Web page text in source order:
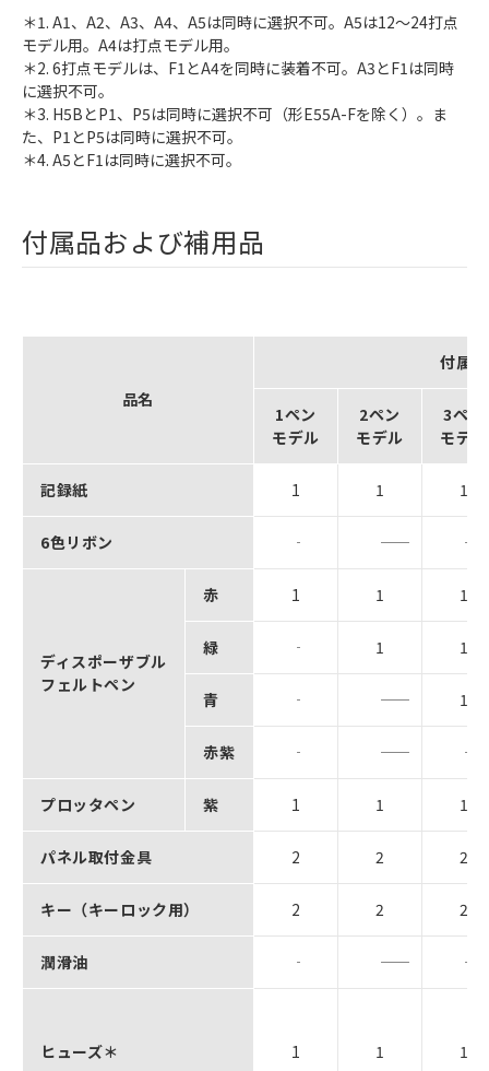
＊1. A1、A2、A3、A4、A5は同時に選択不可。A5は12～24打点
モデル用。A4は打点モデル用。
＊2. 6打点モデルは、F1とA4を同時に装着不可。A3とF1は同時
に選択不可。
＊3. H5BとP1、P5は同時に選択不可（形E55A-Fを除く）。ま
た、P1とP5は同時に選択不可。
＊4. A5とF1は同時に選択不可。
付属品および補用品
品名
付属数
1ペン
モデル
2ペン
モデル
3ペン
モデル
記録紙 1 1 1
6色リボン
ディスポーザブル
フェルトペン
赤 1 1 1
緑 1 1
青 1
赤紫
プロッタペン 紫 1 1 1
パネル取付金具 2 2 2
キー（キーロック用） 2 2 2
潤滑油
ヒューズ＊ 1 1 1